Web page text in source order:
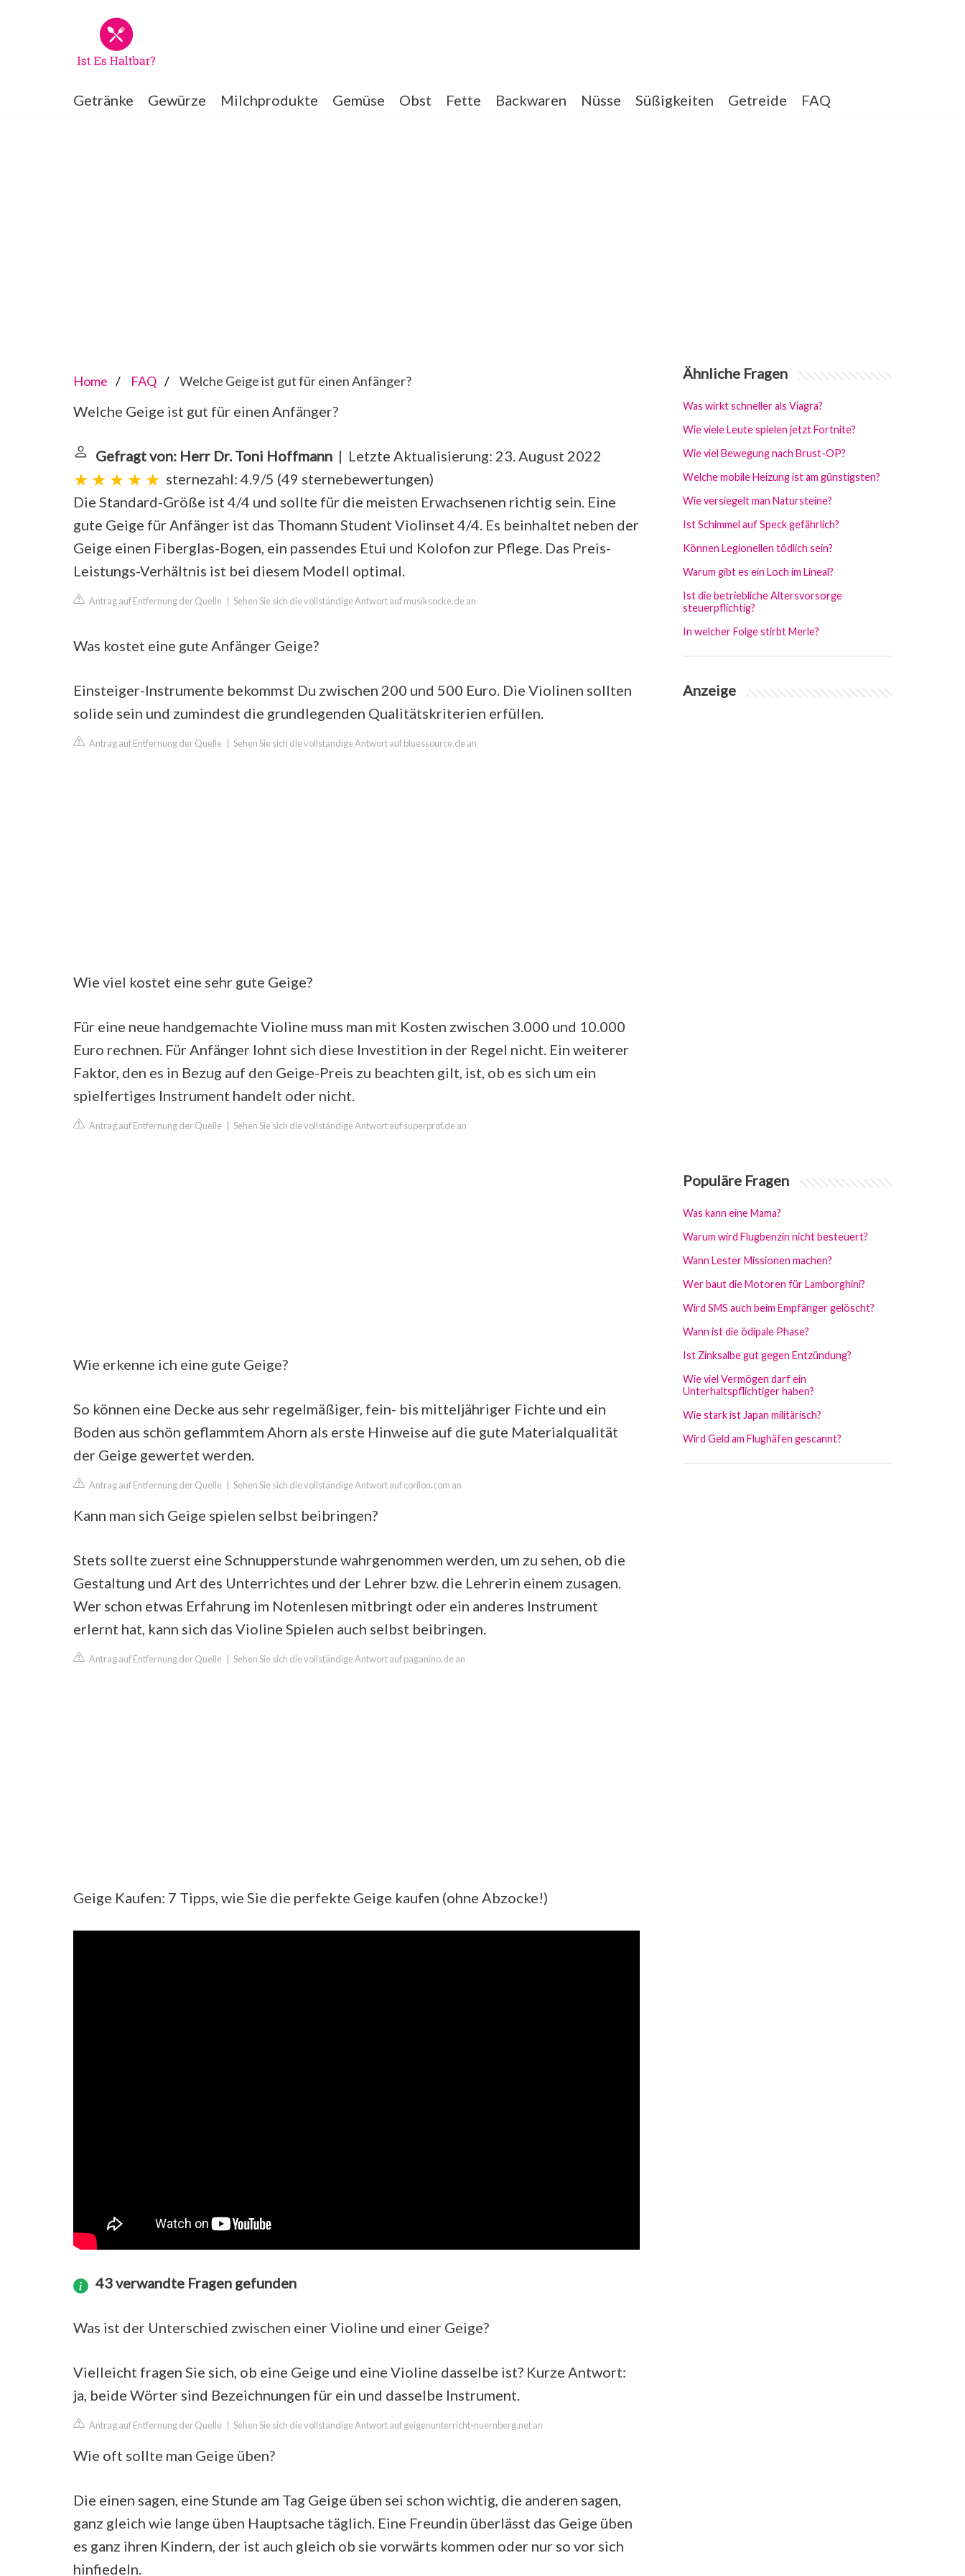
Getränke Gewürze Milchprodukte Gemüse Obst Fette Backwaren Nüsse Süßigkeiten Getreide FAQ
Home FAQ Welche Geige ist gut für einen Anfänger?
Welche Geige ist gut für einen Anfänger?
Gefragt von: Herr Dr. Toni Hoffmann | Letzte Aktualisierung: 23. August 2022
sternezahl: 4.9/5 (49 sternebewertungen)
Die Standard-Größe ist 4/4 und sollte für die meisten Erwachsenen richtig sein. Eine
gute Geige für Anfänger ist das Thomann Student Violinset 4/4. Es beinhaltet neben der
Geige einen Fiberglas-Bogen, ein passendes Etui und Kolofon zur Pflege. Das Preis-
Leistungs-Verhältnis ist bei diesem Modell optimal.
Antrag auf Entfernung der Quelle Sehen Sie sich die vollständige Antwort auf musiksocke.de an
Was kostet eine gute Anfänger Geige?
Einsteiger-Instrumente bekommst Du zwischen 200 und 500 Euro. Die Violinen sollten
solide sein und zumindest die grundlegenden Qualitätskriterien erfüllen.
Antrag auf Entfernung der Quelle Sehen Sie sich die vollständige Antwort auf bluessource.de an
Wie viel kostet eine sehr gute Geige?
Für eine neue handgemachte Violine muss man mit Kosten zwischen 3.000 und 10.000
Euro rechnen. Für Anfänger lohnt sich diese Investition in der Regel nicht. Ein weiterer
Faktor, den es in Bezug auf den Geige-Preis zu beachten gilt, ist, ob es sich um ein
spielfertiges Instrument handelt oder nicht.
Antrag auf Entfernung der Quelle Sehen Sie sich die vollständige Antwort auf superprof.de an
Wie erkenne ich eine gute Geige?
So können eine Decke aus sehr regelmäßiger, fein- bis mitteljähriger Fichte und ein
Boden aus schön geflammtem Ahorn als erste Hinweise auf die gute Materialqualität
der Geige gewertet werden.
Antrag auf Entfernung der Quelle Sehen Sie sich die vollständige Antwort auf corilon.com an
Kann man sich Geige spielen selbst beibringen?
Stets sollte zuerst eine Schnupperstunde wahrgenommen werden, um zu sehen, ob die
Gestaltung und Art des Unterrichtes und der Lehrer bzw. die Lehrerin einem zusagen.
Wer schon etwas Erfahrung im Notenlesen mitbringt oder ein anderes Instrument
erlernt hat, kann sich das Violine Spielen auch selbst beibringen.
Antrag auf Entfernung der Quelle Sehen Sie sich die vollständige Antwort auf paganino.de an
Geige Kaufen: 7 Tipps, wie Sie die perfekte Geige kaufen (ohne Abzocke!)
43 verwandte Fragen gefunden
Was ist der Unterschied zwischen einer Violine und einer Geige?
Vielleicht fragen Sie sich, ob eine Geige und eine Violine dasselbe ist? Kurze Antwort:
ja, beide Wörter sind Bezeichnungen für ein und dasselbe Instrument.
Antrag auf Entfernung der Quelle Sehen Sie sich die vollständige Antwort auf geigenunterricht-nuernberg.net an
Wie oft sollte man Geige üben?
Die einen sagen, eine Stunde am Tag Geige üben sei schon wichtig, die anderen sagen,
ganz gleich wie lange üben Hauptsache täglich. Eine Freundin überlässt das Geige üben
es ganz ihren Kindern, der ist auch gleich ob sie vorwärts kommen oder nur so vor sich
hinfiedeln.
Ähnliche Fragen
Was wirkt schneller als Viagra?
Wie viele Leute spielen jetzt Fortnite?
Wie viel Bewegung nach Brust-OP?
Welche mobile Heizung ist am günstigsten?
Wie versiegelt man Natursteine?
Ist Schimmel auf Speck gefährlich?
Können Legionellen tödlich sein?
Warum gibt es ein Loch im Lineal?
Ist die betriebliche Altersvorsorge
steuerpflichtig?
In welcher Folge stirbt Merle?
Anzeige
Populäre Fragen
Was kann eine Mama?
Warum wird Flugbenzin nicht besteuert?
Wann Lester Missionen machen?
Wer baut die Motoren für Lamborghini?
Wird SMS auch beim Empfänger gelöscht?
Wann ist die ödipale Phase?
Ist Zinksalbe gut gegen Entzündung?
Wie viel Vermögen darf ein
Unterhaltspflichtiger haben?
Wie stark ist Japan militärisch?
Wird Geld am Flughäfen gescannt?